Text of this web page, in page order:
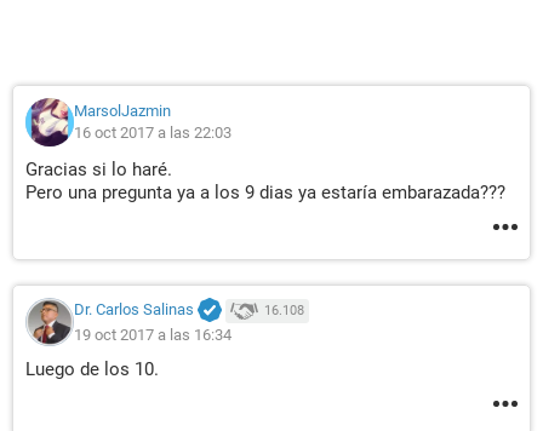
MarsolJazmin
16 oct 2017 a las 22:03
Gracias si lo haré.
Pero una pregunta ya a los 9 dias ya estaría embarazada???
Dr. Carlos Salinas 16.108
19 oct 2017 a las 16:34
Luego de los 10.